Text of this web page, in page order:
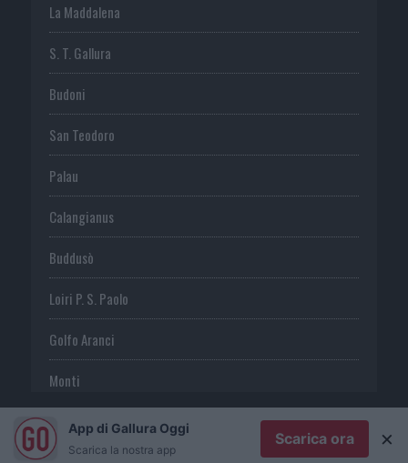
La Maddalena
S. T. Gallura
Budoni
San Teodoro
Palau
Calangianus
Buddusò
Loiri P. S. Paolo
Golfo Aranci
Monti
TeltiApp di Gallura Oggi
Scarica la nostra app
Scarica ora ×